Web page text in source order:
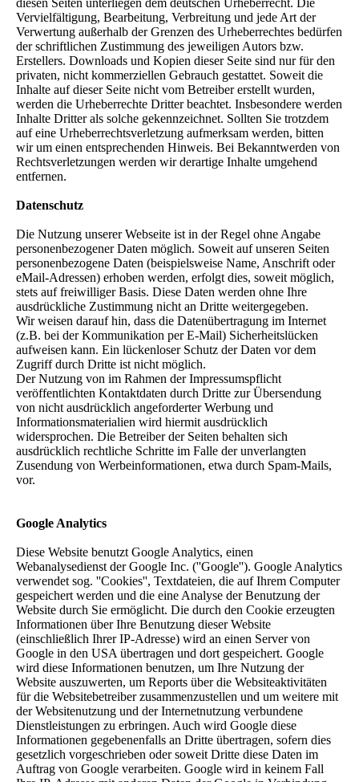
diesen Seiten unterliegen dem deutschen Urheberrecht. Die
Vervielfältigung, Bearbeitung, Verbreitung und jede Art der
Verwertung außerhalb der Grenzen des Urheberrechtes bedürfen
der schriftlichen Zustimmung des jeweiligen Autors bzw.
Erstellers. Downloads und Kopien dieser Seite sind nur für den
privaten, nicht kommerziellen Gebrauch gestattet. Soweit die
Inhalte auf dieser Seite nicht vom Betreiber erstellt wurden,
werden die Urheberrechte Dritter beachtet. Insbesondere werden
Inhalte Dritter als solche gekennzeichnet. Sollten Sie trotzdem
auf eine Urheberrechtsverletzung aufmerksam werden, bitten
wir um einen entsprechenden Hinweis. Bei Bekanntwerden von
Rechtsverletzungen werden wir derartige Inhalte umgehend
entfernen.
Datenschutz
Die Nutzung unserer Webseite ist in der Regel ohne Angabe
personenbezogener Daten möglich. Soweit auf unseren Seiten
personenbezogene Daten (beispielsweise Name, Anschrift oder
eMail-Adressen) erhoben werden, erfolgt dies, soweit möglich,
stets auf freiwilliger Basis. Diese Daten werden ohne Ihre
ausdrückliche Zustimmung nicht an Dritte weitergegeben.
Wir weisen darauf hin, dass die Datenübertragung im Internet
(z.B. bei der Kommunikation per E-Mail) Sicherheitslücken
aufweisen kann. Ein lückenloser Schutz der Daten vor dem
Zugriff durch Dritte ist nicht möglich.
Der Nutzung von im Rahmen der Impressumspflicht
veröffentlichten Kontaktdaten durch Dritte zur Übersendung
von nicht ausdrücklich angeforderter Werbung und
Informationsmaterialien wird hiermit ausdrücklich
widersprochen. Die Betreiber der Seiten behalten sich
ausdrücklich rechtliche Schritte im Falle der unverlangten
Zusendung von Werbeinformationen, etwa durch Spam-Mails,
vor.
Google Analytics
Diese Website benutzt Google Analytics, einen
Webanalysedienst der Google Inc. (''Google''). Google Analytics
verwendet sog. ''Cookies'', Textdateien, die auf Ihrem Computer
gespeichert werden und die eine Analyse der Benutzung der
Website durch Sie ermöglicht. Die durch den Cookie erzeugten
Informationen über Ihre Benutzung dieser Website
(einschließlich Ihrer IP-Adresse) wird an einen Server von
Google in den USA übertragen und dort gespeichert. Google
wird diese Informationen benutzen, um Ihre Nutzung der
Website auszuwerten, um Reports über die Websiteaktivitäten
für die Websitebetreiber zusammenzustellen und um weitere mit
der Websitenutzung und der Internetnutzung verbundene
Dienstleistungen zu erbringen. Auch wird Google diese
Informationen gegebenenfalls an Dritte übertragen, sofern dies
gesetzlich vorgeschrieben oder soweit Dritte diese Daten im
Auftrag von Google verarbeiten. Google wird in keinem Fall